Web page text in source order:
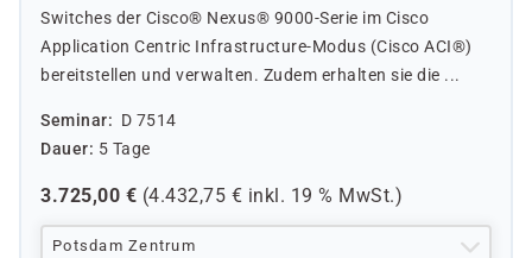
Switches der Cisco® Nexus® 9000-Serie im Cisco
Application Centric Infrastructure-Modus (Cisco ACI®)
bereitstellen und verwalten. Zudem erhalten sie die ...
Seminar
D 7514
Dauer
5 Tage
3.725,00 € (4.432,75 € inkl. 19 % MwSt.)
Potsdam Zentrum